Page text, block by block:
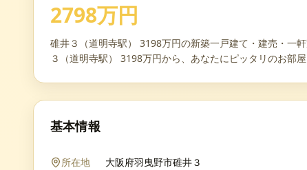
2798万円
碓井３（道明寺駅） 3198万円の新築一戸建て・建売・一
３（道明寺駅） 3198万円から、あなたにピッタリのお部屋
基本情報
所在地 大阪府羽曳野市碓井３